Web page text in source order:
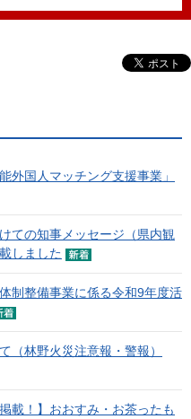
外国人マッチング支援事業」
ての知事メッセージ（県内観
しました
制整備事業に係る令和9年度活
（林野火災注意報・警報）
載！】おおすみ・お茶ったも